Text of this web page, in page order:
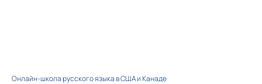
Онлайн-школа русского языка в США и Канаде​